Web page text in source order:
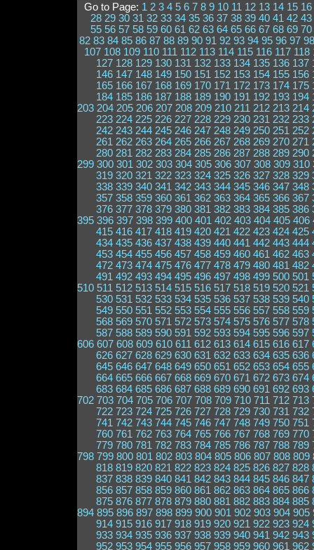
Go to Page: 1 2 3 4 5 6 7 8 9 10 11 12 13 14 15 16
28 29 30 31 32 33 34 35 36 37 38 39 40 41 42 43
55 56 57 58 59 60 61 62 63 64 65 66 67 68 69 70
82 83 84 85 86 87 88 89 90 91 92 93 94 95 96 97 98
107 108 109 110 111 112 113 114 115 116 117 118
127 128 129 130 131 132 133 134 135 136 137
146 147 148 149 150 151 152 153 154 155 156
165 166 167 168 169 170 171 172 173 174 175
184 185 186 187 188 189 190 191 192 193 194
203 204 205 206 207 208 209 210 211 212 213 214
223 224 225 226 227 228 229 230 231 232 233
242 243 244 245 246 247 248 249 250 251 252
261 262 263 264 265 266 267 268 269 270 271
280 281 282 283 284 285 286 287 288 289 290
299 300 301 302 303 304 305 306 307 308 309 310
319 320 321 322 323 324 325 326 327 328 329
338 339 340 341 342 343 344 345 346 347 348
357 358 359 360 361 362 363 364 365 366 367
376 377 378 379 380 381 382 383 384 385 386
395 396 397 398 399 400 401 402 403 404 405 406
415 416 417 418 419 420 421 422 423 424 425
434 435 436 437 438 439 440 441 442 443 444
453 454 455 456 457 458 459 460 461 462 463
472 473 474 475 476 477 478 479 480 481 482
491 492 493 494 495 496 497 498 499 500 501
510 511 512 513 514 515 516 517 518 519 520 521
530 531 532 533 534 535 536 537 538 539 540
549 550 551 552 553 554 555 556 557 558 559
568 569 570 571 572 573 574 575 576 577 578
587 588 589 590 591 592 593 594 595 596 597
606 607 608 609 610 611 612 613 614 615 616 617
626 627 628 629 630 631 632 633 634 635 636
645 646 647 648 649 650 651 652 653 654 655
664 665 666 667 668 669 670 671 672 673 674
683 684 685 686 687 688 689 690 691 692 693
702 703 704 705 706 707 708 709 710 711 712 713
722 723 724 725 726 727 728 729 730 731 732
741 742 743 744 745 746 747 748 749 750 751
760 761 762 763 764 765 766 767 768 769 770
779 780 781 782 783 784 785 786 787 788 789
798 799 800 801 802 803 804 805 806 807 808 809
818 819 820 821 822 823 824 825 826 827 828
837 838 839 840 841 842 843 844 845 846 847
856 857 858 859 860 861 862 863 864 865 866
875 876 877 878 879 880 881 882 883 884 885
894 895 896 897 898 899 900 901 902 903 904 905
914 915 916 917 918 919 920 921 922 923 924
933 934 935 936 937 938 939 940 941 942 943
952 953 954 955 956 957 958 959 960 961 962